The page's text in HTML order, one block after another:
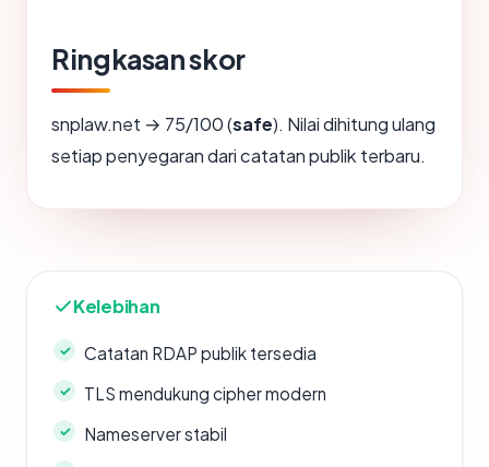
Ringkasan skor
snplaw.net → 75/100 (safe). Nilai dihitung ulang
setiap penyegaran dari catatan publik terbaru.
Kelebihan
Catatan RDAP publik tersedia
TLS mendukung cipher modern
Nameserver stabil